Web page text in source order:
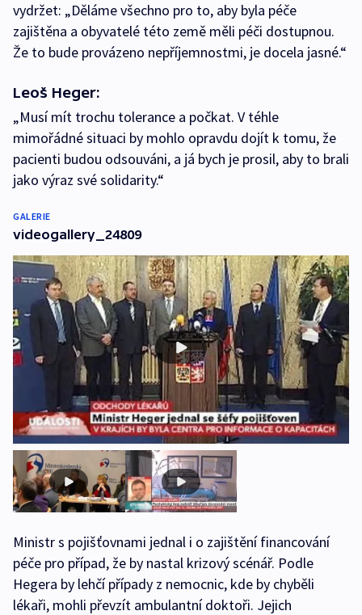
vydržet: „Děláme všechno pro to, aby byla péče
zajištěna a obyvatelé této země měli péči dostupnou.
Že to bude provázeno nepříjemnostmi, je docela jasné.“
Leoš Heger:
„Musí mít trochu tolerance a počkat. V téhle
mimořádné situaci by mohlo opravdu dojít k tomu, že
pacienti budou odsouváni, a já bych je prosil, aby to brali
jako výraz své solidarity.“
GALERIE
videogallery_24809
Ministr s pojišťovnami jednal i o zajištění financování
péče pro případ, že by nastal krizový scénář. Podle
Hegera by lehčí případy z nemocnic, kde by chyběli
lékaři, mohli převzít ambulantní doktoři. Jejich